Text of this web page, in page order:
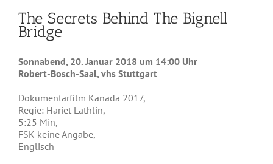
The Secrets Behind The Bignell
Bridge
Sonnabend, 20. Januar 2018 um 14:00 Uhr
Robert-Bosch-Saal, vhs Stuttgart
Dokumentarfilm Kanada 2017,
Regie: Hariet Lathlin,
5:25 Min,
FSK keine Angabe,
Englisch